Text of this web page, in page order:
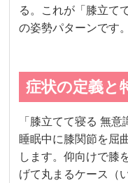
る。これが「膝立て
の姿勢パターンです。
症状の定義と
「膝立てて寝る 無
睡眠中に膝関節を屈
します。仰向けで膝
げて丸まるケース（